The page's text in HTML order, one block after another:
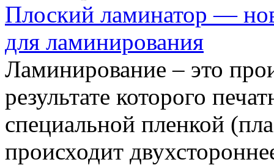
Плоский ламинатор —
для ламинирования
Ламинирование – это
результате которого
специальной пленкой
происходит